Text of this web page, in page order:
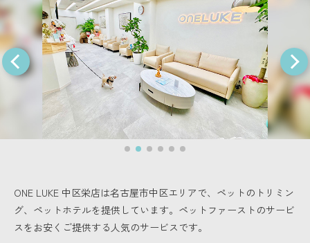
ONE LUKE 中区栄店は名古屋市中区エリアで、 ペットのトリミン
グ、ペットホテルを提供しています。 ペットファーストのサービ
スをお安くご提供する人気のサービスです。